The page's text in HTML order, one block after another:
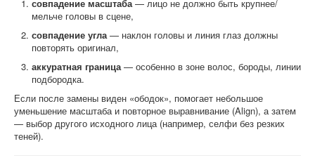
совпадение масштаба— лицо не должно быть крупнее/
мельче головы в сцене,
совпадение угла— наклон головы и линия глаз должны
повторять оригинал,
аккуратная граница— особенно в зоне волос, бороды, линии
подбородка.
Если после замены виден «ободок», помогает небольшое
уменьшение масштаба и повторное выравнивание (Align), а затем
— выбор другого исходного лица (например, селфи без резких
теней).